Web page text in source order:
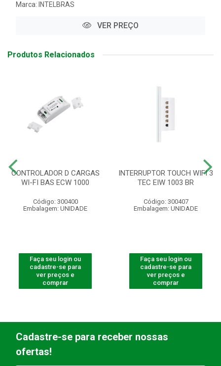
Marca: INTELBRAS
VER PREÇO
Produtos Relacionados
CONTROLADOR D CARGAS
WI-FI BAS ECW 1000
Código: 300400
Embalagem: UNIDADE
Faça seu login ou
cadastre-se para
ver preços e
comprar
INTERRUPTOR TOUCH WIFI 3
TEC EIW 1003 BR
Código: 300407
Embalagem: UNIDADE
Faça seu login ou
cadastre-se para
ver preços e
comprar
Cadastre-se para receber nossas
ofertas!